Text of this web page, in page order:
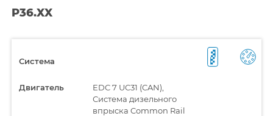
P36.XX
Система
Двигатель
EDC 7 UC31 (CAN),
Система дизельного
впрыска Common Rail